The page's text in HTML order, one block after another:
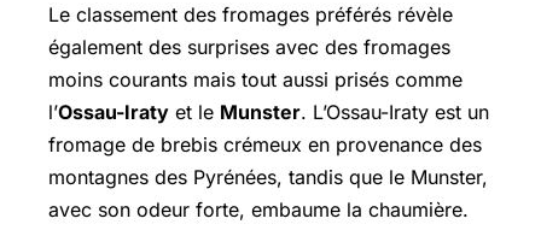
Le classement des fromages préférés révèle
également des surprises avec des fromages
moins courants mais tout aussi prisés comme
l’Ossau-Iraty et le Munster. L’Ossau-Iraty est un
fromage de brebis crémeux en provenance des
montagnes des Pyrénées, tandis que le Munster,
avec son odeur forte, embaume la chaumière.